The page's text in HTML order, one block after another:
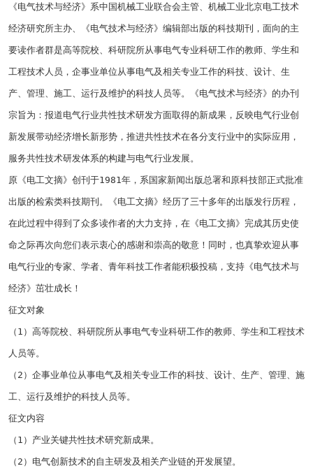
《电气技术与经济》系中国机械工业联合会主管、机械工业北京电工技术
经济研究所主办、《电气技术与经济》编辑部出版的科技期刊，面向的主
要读作者群是高等院校、科研院所从事电气专业科研工作的教师、学生和
工程技术人员，企事业单位从事电气及相关专业工作的科技、设计、生
产、管理、施工、运行及维护的科技人员等。《电气技术与经济》的办刊
宗旨为：报道电气行业共性技术研发方面取得的新成果，反映电气行业创
新发展带动经济增长新形势，推进共性技术在各分支行业中的实际应用，
服务共性技术研发体系的构建与电气行业发展。
原《电工文摘》创刊于1981 年，系国家新闻出版总署和原科技部正式批准
出版的检索类科技期刊。《电工文摘》经历了三十多年的出版发行历程，
在此过程中得到了众多读作者的大力支持，在《电工文摘》完成其历史使
命之际再次向您们表示衷心的感谢和崇高的敬意！同时，也真挚欢迎从事
电气行业的专家、学者、青年科技工作者能积极投稿，支持《电气技术与
经济》茁壮成长！
征文对象
（ 1 ）高等院校、科研院所从事电气专业科研工作的教师、学生和工程技术
人员等。
（ 2 ）企事业单位从事电气及相关专业工作的科技、设计、生产、管理、施
工、运行及维护的科技人员等。
征文内容
（ 1 ）产业关键共性技术研究新成果。
（ 2 ）电气创新技术的自主研发及相关产业链的开发展望。